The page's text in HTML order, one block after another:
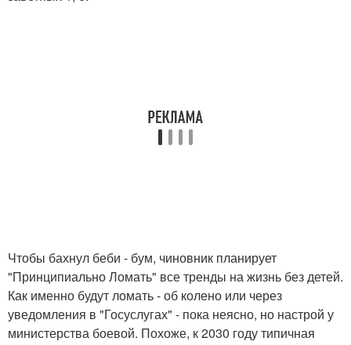
Чтобы бахнул беби - бум, чиновник планирует
"Принципиально Ломать" все тренды на жизнь без детей.
Как именно будут ломать - об колено или через
уведомления в "Госуслугах" - пока неясно, но настрой у
министерства боевой. Похоже, к 2030 году типичная